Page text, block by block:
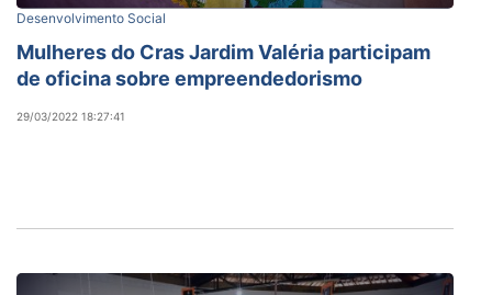
Desenvolvimento Social
Mulheres do Cras Jardim Valéria participam
de oficina sobre empreendedorismo
29/03/2022 18:27:41